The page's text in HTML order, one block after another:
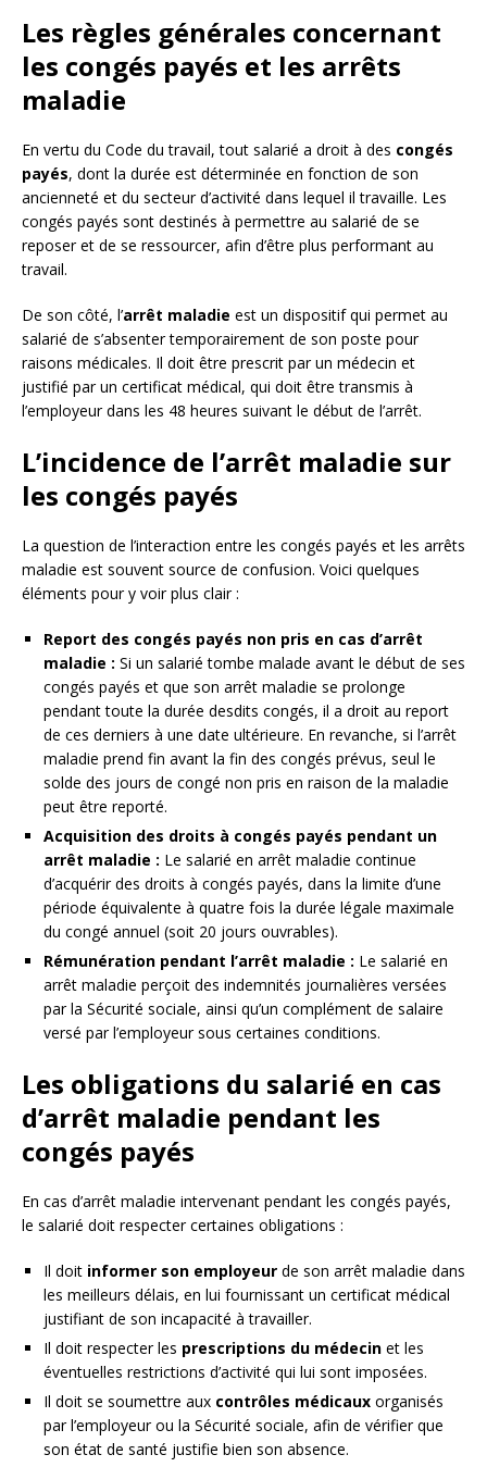
Les règles générales concernant
les congés payés et les arrêts
maladie
En vertu du Code du travail, tout salarié a droit à des congés
payés, dont la durée est déterminée en fonction de son
ancienneté et du secteur d’activité dans lequel il travaille. Les
congés payés sont destinés à permettre au salarié de se
reposer et de se ressourcer, afin d’être plus performant au
travail.
De son côté, l’arrêt maladie est un dispositif qui permet au
salarié de s’absenter temporairement de son poste pour
raisons médicales. Il doit être prescrit par un médecin et
justifié par un certificat médical, qui doit être transmis à
l’employeur dans les 48 heures suivant le début de l’arrêt.
L’incidence de l’arrêt maladie sur
les congés payés
La question de l’interaction entre les congés payés et les arrêts
maladie est souvent source de confusion. Voici quelques
éléments pour y voir plus clair :
Report des congés payés non pris en cas d’arrêt
maladie : Si un salarié tombe malade avant le début de ses
congés payés et que son arrêt maladie se prolonge
pendant toute la durée desdits congés, il a droit au report
de ces derniers à une date ultérieure. En revanche, si l’arrêt
maladie prend fin avant la fin des congés prévus, seul le
solde des jours de congé non pris en raison de la maladie
peut être reporté.
Acquisition des droits à congés payés pendant un
arrêt maladie : Le salarié en arrêt maladie continue
d’acquérir des droits à congés payés, dans la limite d’une
période équivalente à quatre fois la durée légale maximale
du congé annuel (soit 20 jours ouvrables).
Rémunération pendant l’arrêt maladie : Le salarié en
arrêt maladie perçoit des indemnités journalières versées
par la Sécurité sociale, ainsi qu’un complément de salaire
versé par l’employeur sous certaines conditions.
Les obligations du salarié en cas
d’arrêt maladie pendant les
congés payés
En cas d’arrêt maladie intervenant pendant les congés payés,
le salarié doit respecter certaines obligations :
Il doit informer son employeur de son arrêt maladie dans
les meilleurs délais, en lui fournissant un certificat médical
justifiant de son incapacité à travailler.
Il doit respecter les prescriptions du médecin et les
éventuelles restrictions d’activité qui lui sont imposées.
Il doit se soumettre aux contrôles médicaux organisés
par l’employeur ou la Sécurité sociale, afin de vérifier que
son état de santé justifie bien son absence.